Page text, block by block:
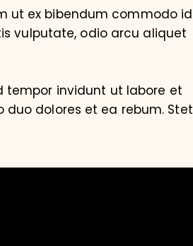
ut ex bibendum commodo id
vulputate, odio arcu aliquet
tempor invidunt ut labore et
dolores et ea rebum. Stet